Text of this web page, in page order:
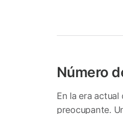
Número
En la era
preocupante.